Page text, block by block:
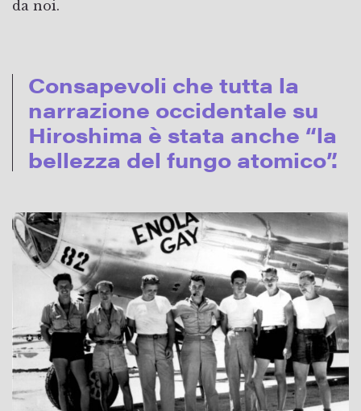
da noi.
Consapevoli che tutta la
narrazione occidentale su
Hiroshima è stata anche “la
bellezza del fungo atomico”.